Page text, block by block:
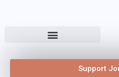
Support